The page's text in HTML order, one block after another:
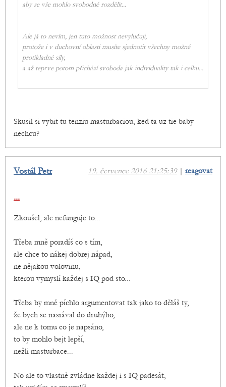
aby se vše mohlo svobodně rozdělit...
Ale já to nevím, jen tuto možnost nevylučuji,
protože i v duchovní oblasti musíte sjednotit všechny možné
protikladné síly,
a až teprve potom přichází svoboda jak individuality tak i celku...
Skusil si vybit tu tenziu masturbaciou, ked ta uz tie baby
nechcu?
19. července 2016 21:25:39| reagovat
Vostál Petr
...
Zkoušel, ale nefunguje to...
Třeba mně poradíš co s tím,
ale chce to nákej dobrej nápad,
ne nějakou volovinu,
kterou vymyslí každej s IQ pod sto...
Třeba by mně píchlo argumentovat tak jako to děláš ty,
že bych se nasrával do druhýho,
ale ne k tomu co je napsáno,
to by mohlo bejt lepší,
nežli masturbace...
No ale to vlastně zvládne každej i s IQ padesát,